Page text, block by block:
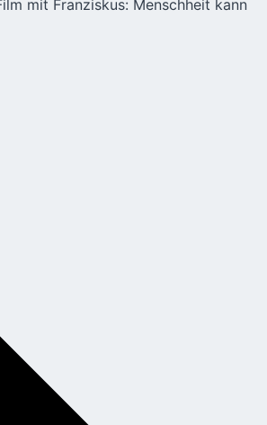
mit Franziskus: Menschheit kann